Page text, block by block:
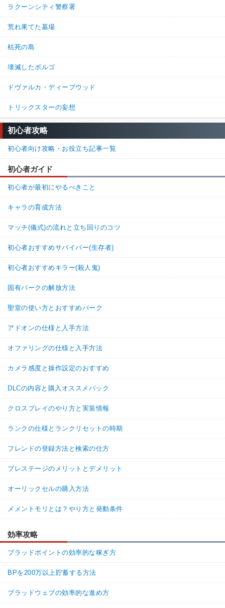
ラクーンシティ警察署
荒れ果てた墓場
枯死の島
壊滅したボルゴ
ドヴァルカ・ディープウッド
トリックスターの妄想
初心者攻略
初心者向け攻略・お役立ち記事一覧
初心者ガイド
初心者が最初にやるべきこと
キャラの育成方法
マッチ(儀式)の流れと立ち回りのコツ
初心者おすすめサバイバー(生存者)
初心者おすすめキラー(殺人鬼)
固有パークの解放方法
聖堂の使い方とおすすめパーク
アドオンの仕様と入手方法
オファリングの仕様と入手方法
カメラ感度と操作設定のおすすめ
DLCの内容と購入オススメパック
クロスプレイのやり方と実装情報
ランクの仕様とランクリセットの時期
フレンドの登録方法と検索の仕方
プレステージのメリットとデメリット
オーリックセルの購入方法
メメントモリとは？やり方と発動条件
効率攻略
ブラッドポイントの効率的な稼ぎ方
BPを200万以上貯蓄する方法
ブラッドウェブの効率的な進め方